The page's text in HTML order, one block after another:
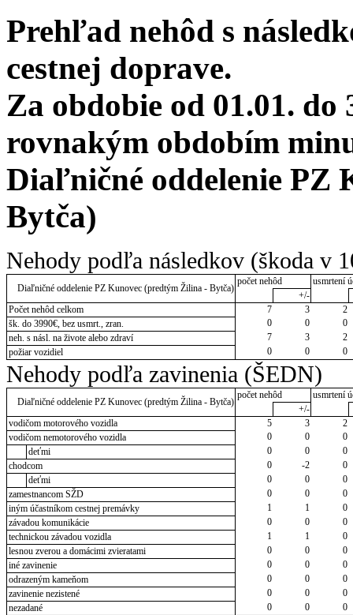
Prehľad nehôd s
cestnej doprave.
Za obdobie od 01.01. do
rovnakým obdobím
Diaľničné oddelenie PZ
Bytča)
Nehody podľa následkov (škoda v
Diaľničné oddelenie PZ Kunovec (predtým Žilina - Bytča)
počet nehôd
usmrtení
+/-
Počet nehôd celkom
7 3
2
šk. do 3990€, bez usmrt., zran.
0 0
0
neh. s násl. na živote alebo zdraví
7 3
2
požiar vozidiel
0 0 0
Nehody podľa zavinenia (ŠEDN)
Diaľničné oddelenie PZ Kunovec (predtým Žilina - Bytča)
počet nehôd
usmrtení
+/-
vodičom motorového vozidla
5 3
2
vodičom nemotorového vozidla
0 0
0
deťmi
0 0
0
chodcom
0 -2
0
deťmi
0 0
0
zamestnancom SŽD
0 0
0
iným účastníkom cestnej premávky
1 1
0
závadou komunikácie
0 0
0
technickou závadou vozidla
1 1
0
lesnou zverou a domácimi zvieratami
0 0
0
iné zavinenie
0 0
0
odrazeným kameňom
0 0
0
zavinenie nezistené
0 0
0
nezadané
0 0 0